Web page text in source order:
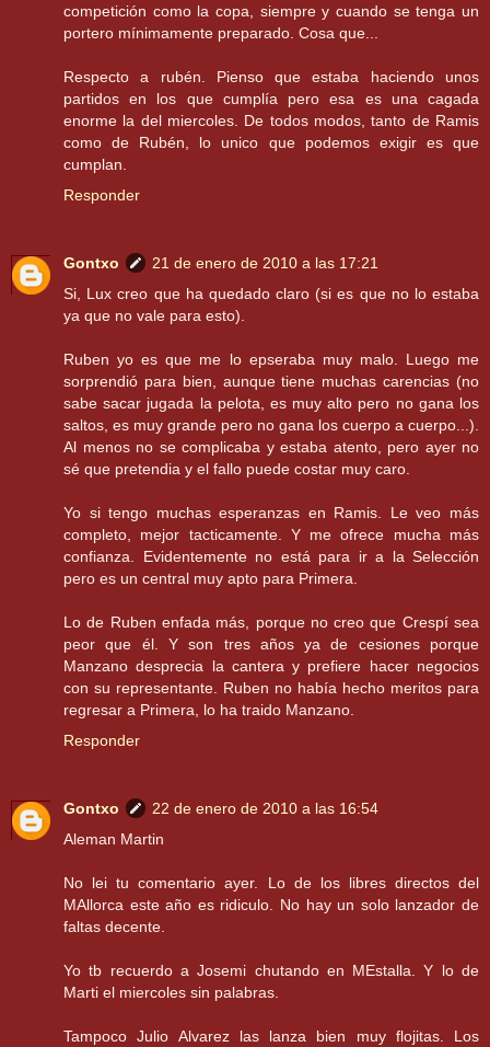
competición como la copa, siempre y cuando se tenga un
portero mínimamente preparado. Cosa que...
Respecto a rubén. Pienso que estaba haciendo unos
partidos en los que cumplía pero esa es una cagada
enorme la del miercoles. De todos modos, tanto de Ramis
como de Rubén, lo unico que podemos exigir es que
cumplan.
Responder
Gontxo
21 de enero de 2010 a las 17:21
Si, Lux creo que ha quedado claro (si es que no lo estaba
ya que no vale para esto).
Ruben yo es que me lo epseraba muy malo. Luego me
sorprendió para bien, aunque tiene muchas carencias (no
sabe sacar jugada la pelota, es muy alto pero no gana los
saltos, es muy grande pero no gana los cuerpo a cuerpo...).
Al menos no se complicaba y estaba atento, pero ayer no
sé que pretendia y el fallo puede costar muy caro.
Yo si tengo muchas esperanzas en Ramis. Le veo más
completo, mejor tacticamente. Y me ofrece mucha más
confianza. Evidentemente no está para ir a la Selección
pero es un central muy apto para Primera.
Lo de Ruben enfada más, porque no creo que Crespí sea
peor que él. Y son tres años ya de cesiones porque
Manzano desprecia la cantera y prefiere hacer negocios
con su representante. Ruben no había hecho meritos para
regresar a Primera, lo ha traido Manzano.
Responder
Gontxo
22 de enero de 2010 a las 16:54
Aleman Martin
No lei tu comentario ayer. Lo de los libres directos del
MAllorca este año es ridiculo. No hay un solo lanzador de
faltas decente.
Yo tb recuerdo a Josemi chutando en MEstalla. Y lo de
Marti el miercoles sin palabras.
Tampoco Julio Alvarez las lanza bien muy flojitas. Los